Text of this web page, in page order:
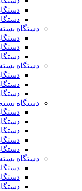
دستگاه
دستگاه
دستگاه
دستگاه